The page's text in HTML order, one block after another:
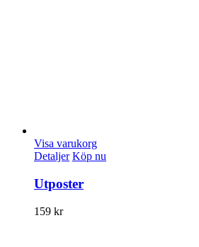
Visa varukorg
Detaljer Köp nu
Utposter
159 kr